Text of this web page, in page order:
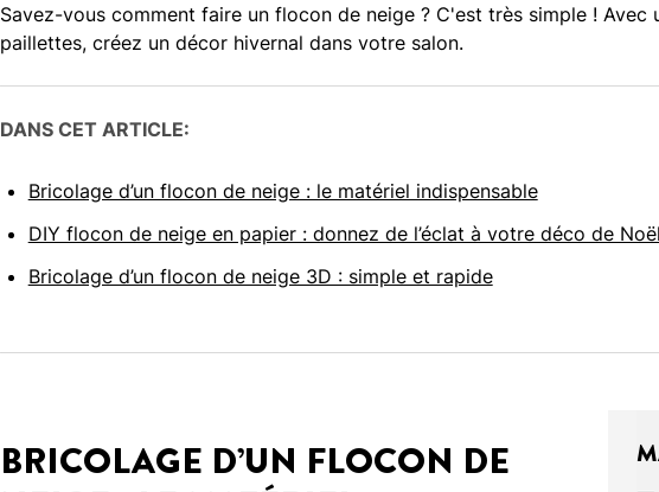
Savez-vous comment faire un flocon de neige ? C'est très simple ! Avec
paillettes, créez un décor hivernal dans votre salon.
DANS CET ARTICLE:
Bricolage d’un flocon de neige : le matériel indispensable
DIY flocon de neige en papier : donnez de l’éclat à votre déco de Noël
Bricolage d’un flocon de neige 3D : simple et rapide
BRICOLAGE D’UN FLOCON DE